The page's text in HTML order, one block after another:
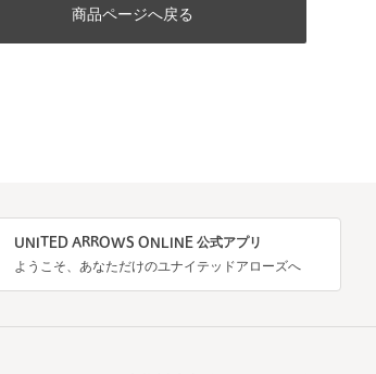
商品ページへ戻る
UNITED ARROWS ONLINE 公式アプリ
ようこそ、あなただけのユナイテッドアローズへ